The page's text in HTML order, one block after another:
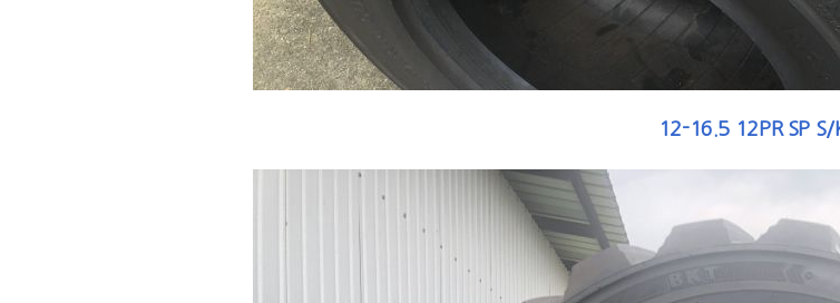
12-16.5 12PR SP S/